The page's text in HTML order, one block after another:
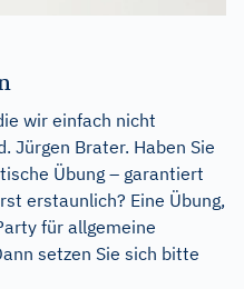
wir einfach nicht
Jürgen Brater. Haben Sie
Übung – garantiert
erstaunlich? Eine Übung,
für allgemeine
setzen Sie sich bitte